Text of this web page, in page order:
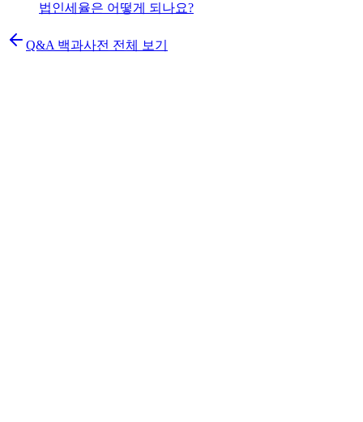
법인세율은 어떻게 되나요?
Q&A 백과사전 전체 보기